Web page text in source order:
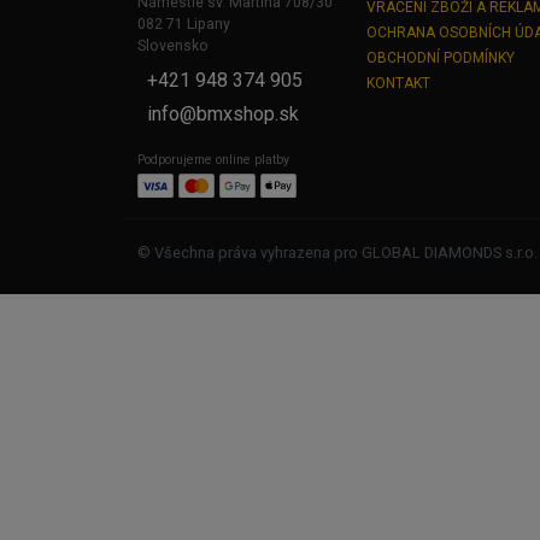
082 71 Lipany
Slovensko
+421 948 374 905
info@bmxshop.sk
Podporujeme online platby
VRACENÍ ZBOŽÍ A
OCHRANA OSOBNÍCH
OBCHODNÍ PODMÍNKY
KONTAKT
© Všechna práva vyhrazena pro GLOBAL DIAMONDS s.r.o.